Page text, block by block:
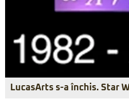
LucasArts s-a închis. Star